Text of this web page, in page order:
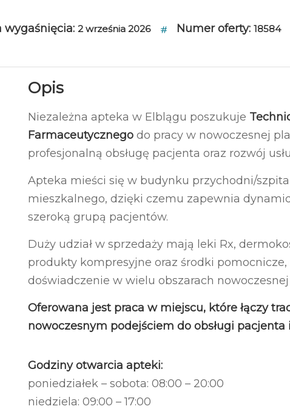
wygaśnięcia: 2 września 2026 Numer oferty: 18584
Opis
Niezależna apteka w Elblągu poszukuje
Farmaceutycznego do pracy w nowoczesnej
profesjonalną obsługę pacjenta oraz rozwój
Apteka mieści się w budynku przychodni/
mieszkalnego, dzięki czemu zapewnia
szeroką grupą pacjentów.
Duży udział w sprzedaży mają leki Rx,
produkty kompresyjne oraz środki
doświadczenie w wielu obszarach
Oferowana jest praca w miejscu, które łączy
nowoczesnym podejściem do obsługi
Godziny otwarcia apteki:
poniedziałek – sobota: 08:00 – 20:00
niedziela: 09:00 – 17:00